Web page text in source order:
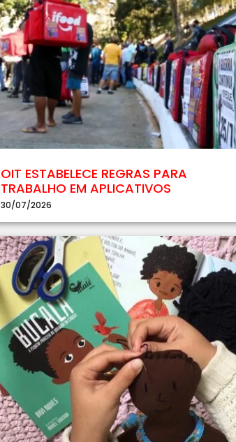
OIT ESTABELECE REGRAS PARA
TRABALHO EM APLICATIVOS
30/07/2026